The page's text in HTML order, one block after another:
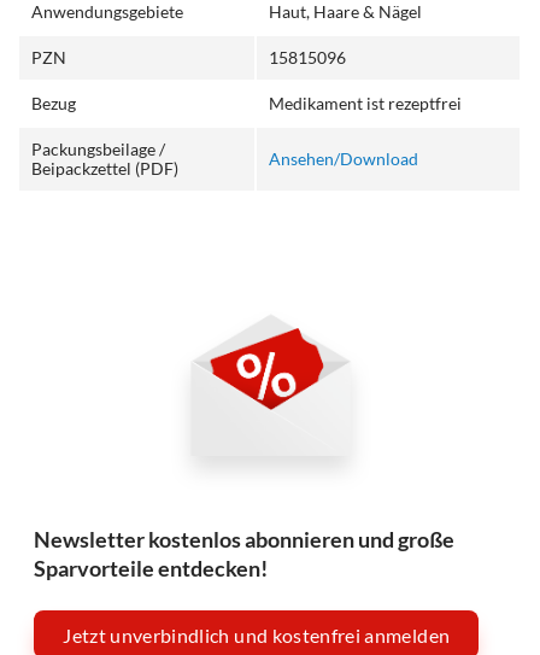
Anwendungsgebiete Haut, Haare & Nägel
PZN 15815096
Bezug Medikament ist rezeptfrei
Packungsbeilage /
Beipackzettel (PDF)
Ansehen/Download
Newsletter kostenlos abonnieren und große
Sparvorteile entdecken!
Jetzt unverbindlich und kostenfrei anmelden